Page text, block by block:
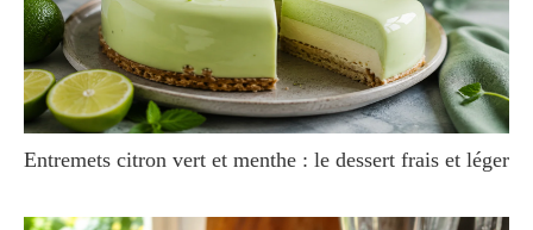
Entremets citron vert et menthe : le dessert frais et léger